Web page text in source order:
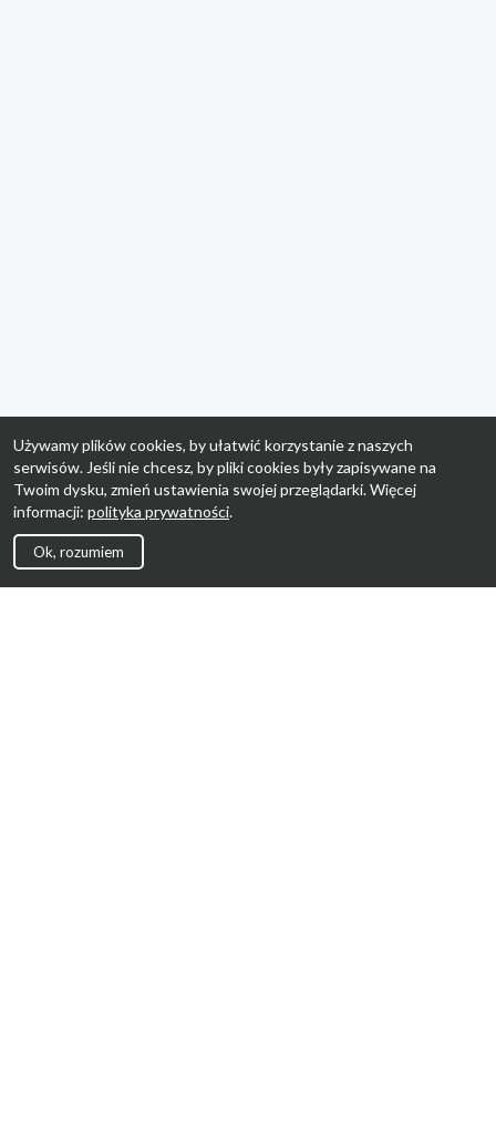
Używamy plików cookies, by ułatwić korzystanie z naszych
serwisów. Jeśli nie chcesz, by pliki cookies były zapisywane na
Twoim dysku, zmień ustawienia swojej przeglądarki. Więcej
informacji: polityka prywatności.
Ok, rozumiem